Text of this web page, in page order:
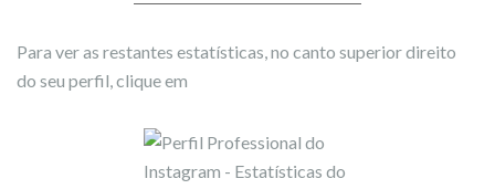
Para ver as restantes estatísticas, no canto superior direito
do seu perfil, clique em